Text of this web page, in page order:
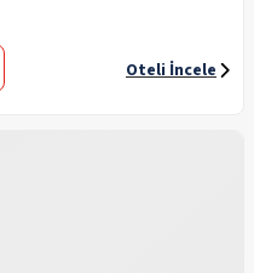
Oteli İncele